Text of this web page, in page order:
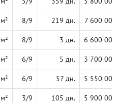
8/9 219 дн. 7 600 000
8/9 3 дн. 6 600 000
6/9 5 дн. 3 700 000
6/9 57 дн. 5 550 000
3/9 105 дн. 5 900 000